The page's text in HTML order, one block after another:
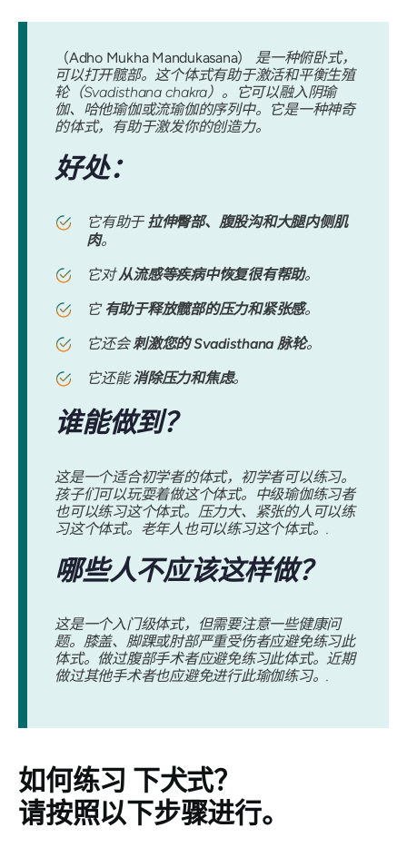
（Adho Mukha Mandukasana）
是一种俯卧式，
可以打开髋部。这个体式有助于激活和平衡生殖
轮（Svadisthana chakra）。它可以融入阴瑜
伽、哈他瑜伽或流瑜伽的序列中。它是一种神奇
的体式，有助于激发你的创造力。
好处：
它有助于 拉伸臀部、腹股沟和大腿内侧肌
肉。
它对从流感等疾病中恢复很有帮助。
它 有助于释放髋部的压力和紧张感。
它还会刺激您的 Svadisthana 脉轮。
它还能消除压力和焦虑。
谁能做到？
这是一个适合初学者的体式，初学者可以练习。
孩子们可以玩耍着做这个体式。中级瑜伽练习者
也可以练习这个体式。压力大、紧张的人可以练
习这个体式。老年人也可以练习这个体式。.
哪些人不应该这样做？
这是一个入门级体式，但需要注意一些健康问
题。膝盖、脚踝或肘部严重受伤者应避免练习此
体式。做过腹部手术者应避免练习此体式。近期
做过其他手术者也应避免进行此瑜伽练习。.
如何练习 下犬式？
请按照以下步骤进行。